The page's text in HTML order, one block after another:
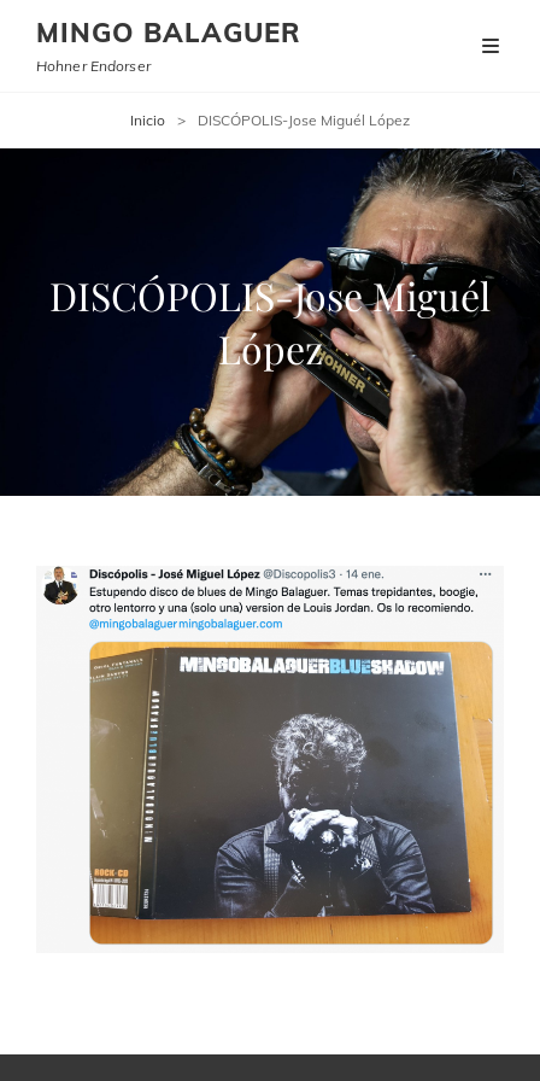
MINGO BALAGUER
Hohner Endorser
Inicio > DISCÓPOLIS-Jose Miguél López
DISCÓPOLIS-Jose Miguél
López